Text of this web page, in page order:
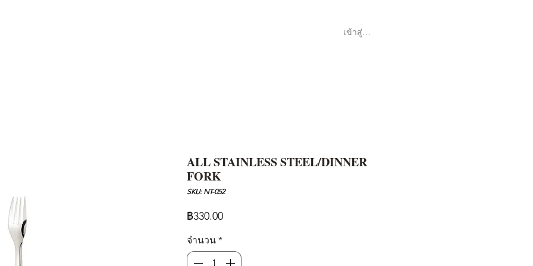
เข้าสู่ระบบ
ALL STAINLESS STEEL/DINNER
FORK
SKU: NT-052
฿330.00ราคา
จำนวน *